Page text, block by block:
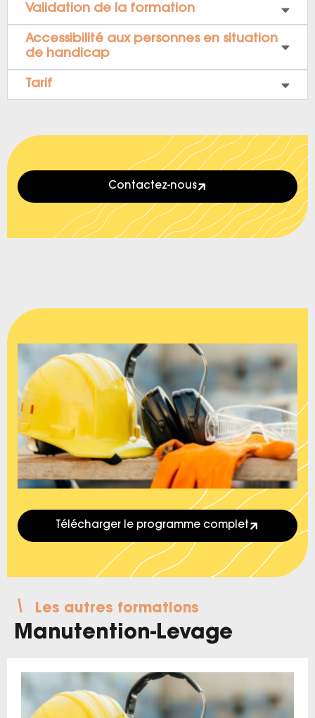
Validation de la formation
Accessibilité aux personnes en situation
de handicap
Tarif
Contactez-nous
Télécharger le programme complet
Les autres formations
Manutention-Levage